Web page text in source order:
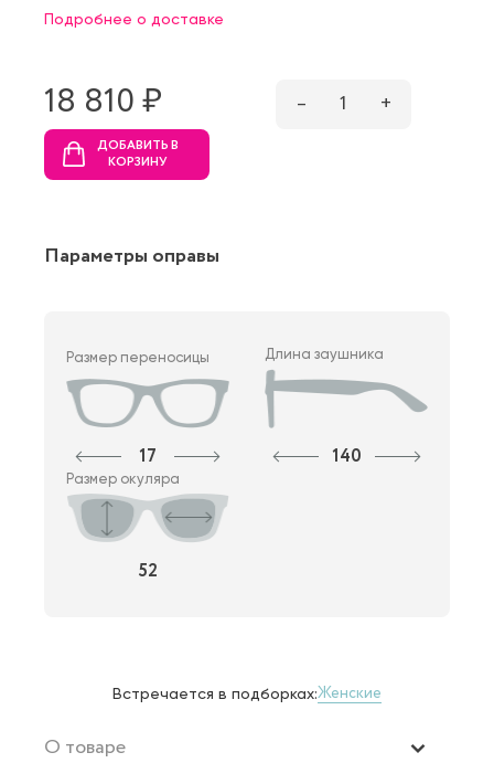
Подробнее о доставке
18 810 ₷ – 1 +
ДОБАВИТЬ В
КОРЗИНУ
Параметры оправы
Размер переносицы
17
Длина заушника
140
Размер окуляра
52
Встречается в подборках:Женские
О товаре